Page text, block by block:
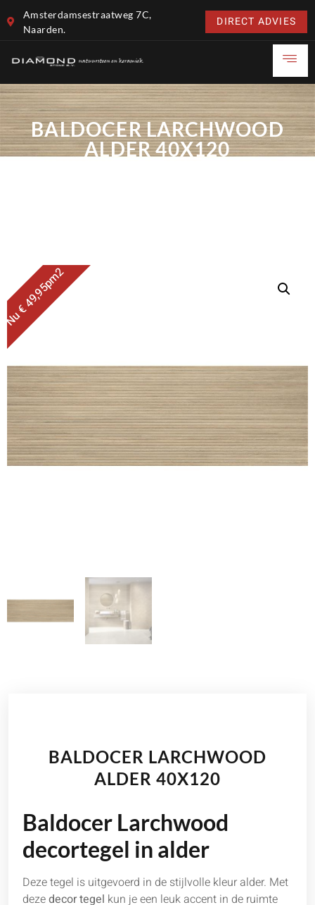
Amsterdamsestraatweg 7C,
Naarden.
DIRECT ADVIES
BALDOCER LARCHWOOD
ALDER 40X120
Nu € 49,95pm2
BALDOCER LARCHWOOD
ALDER 40X120
Baldocer Larchwood
decortegel in alder
Deze tegel is uitgevoerd in de stijlvolle kleur alder. Met
dezedecortegel kun je een leuk accent in de ruimte